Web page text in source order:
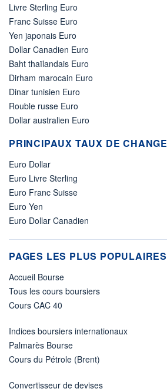
Livre Sterling Euro
Franc Suisse Euro
Yen japonais Euro
Dollar Canadien Euro
Baht thaïlandais Euro
Dirham marocain Euro
Dinar tunisien Euro
Rouble russe Euro
Dollar australien Euro
PRINCIPAUX TAUX DE CHANGE
Euro Dollar
Euro Livre Sterling
Euro Franc Suisse
Euro Yen
Euro Dollar Canadien
PAGES LES PLUS POPULAIRES
Accueil Bourse
Tous les cours boursiers
Cours CAC 40
Indices boursiers internationaux
Palmarès Bourse
Cours du Pétrole (Brent)
Convertisseur de devises